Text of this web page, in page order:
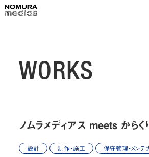
ノムラメディアスとは
展示演出・メンテナンス
代表メッセージ
会社概要
WORKS
ノムラメディアス meets からく
設計 制作・施工 保守管理・メンテ